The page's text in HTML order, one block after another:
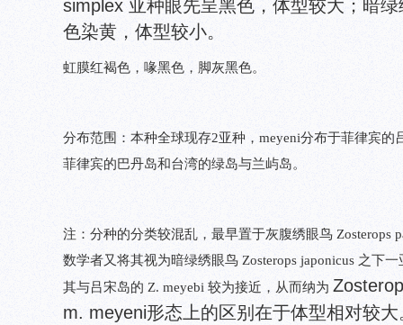
simplex 亚种眼先呈黑色，体型较大；暗
色染黄，体型较小。
虹膜红褐色，喙黑色，脚灰黑色。
分布范围：本种全球现存2亚种，meyeni分布于菲律宾的
菲律宾的巴丹岛和台湾的绿岛与兰屿岛。
注：分种的分类较混乱，最早置于灰腹绣眼鸟 Zosterops
数学者又将其视为暗绿绣眼鸟 Zosterops japonicus 之下
其与吕宋岛的 Z. meyebi 较为接近，从而纳为
m. meyeni形态上的区别在于体型相对较大